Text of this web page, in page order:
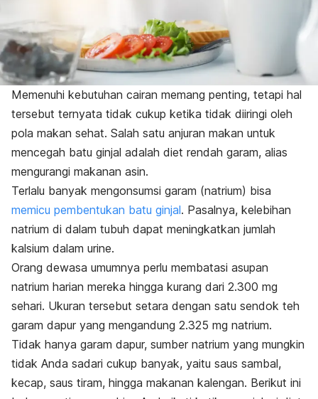
Memenuhi kebutuhan cairan memang penting, tetapi hal
tersebut ternyata tidak cukup ketika tidak diiringi oleh
pola makan sehat. Salah satu anjuran makan untuk
mencegah batu ginjal adalah diet rendah garam, alias
mengurangi makanan asin.
Terlalu banyak mengonsumsi garam (natrium) bisa
memicu pembentukan batu ginjal. Pasalnya, kelebihan
natrium di dalam tubuh dapat meningkatkan jumlah
kalsium dalam urine.
Orang dewasa umumnya perlu membatasi asupan
natrium harian mereka hingga kurang dari 2.300 mg
sehari. Ukuran tersebut setara dengan satu sendok teh
garam dapur yang mengandung 2.325 mg natrium.
Tidak hanya garam dapur, sumber natrium yang mungkin
tidak Anda sadari cukup banyak, yaitu saus sambal,
kecap, saus tiram, hingga makanan kalengan. Berikut ini